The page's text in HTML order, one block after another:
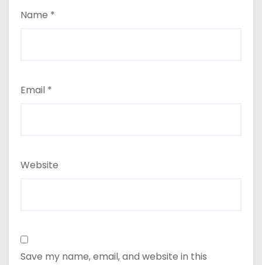
Name *
Email *
Website
Save my name, email, and website in this